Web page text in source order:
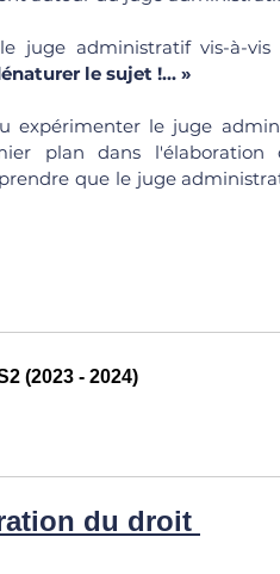
le juge administratif vis-à-
le sujet !... »
expérimenter le juge
plan dans l'élaboration
que le juge
(2023 - 2024)
du droit